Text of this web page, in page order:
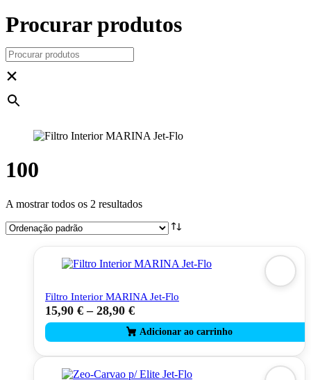
Procurar produtos
×
100
A mostrar todos os 2 resultados
Filtro Interior MARINA Jet-Flo
15,90 € – 28,90 €
This
product
has
multiple
variants.